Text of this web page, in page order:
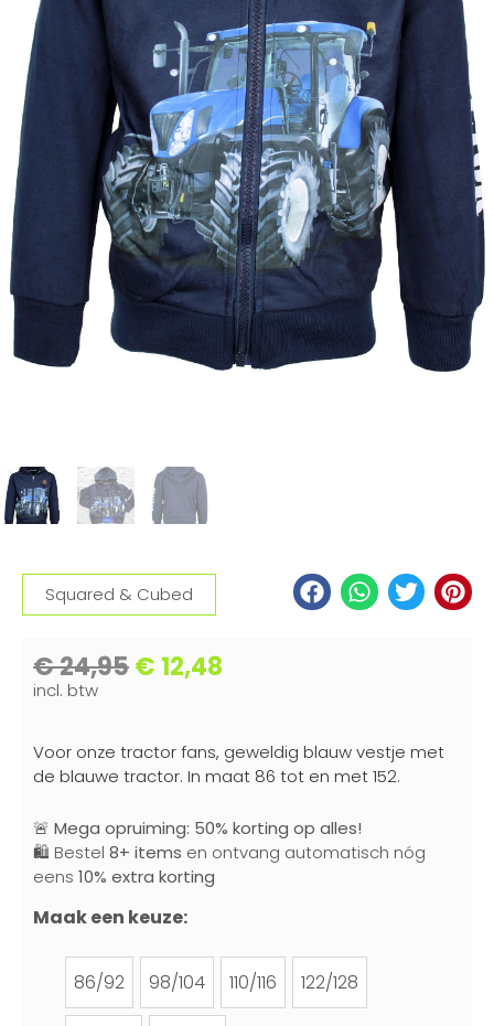
Squared & Cubed
€24,95€ 12,48
incl. btw
Voor onze tractor fans, geweldig blauw vestje met
de blauwe tractor. In maat 86 tot en met 152.
🚨 Mega opruiming: 50% korting op alles!
🛍️ Bestel 8+ items en ontvang automatisch nóg
eens 10% extra korting
Maak een keuze:
86/92
86/92
98/104
98/104
110/116
110/116
122/128
122/128